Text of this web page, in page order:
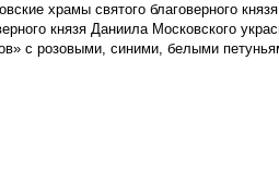
храмы святого благоверного
князя Даниила Московского
с розовыми, синими, белыми